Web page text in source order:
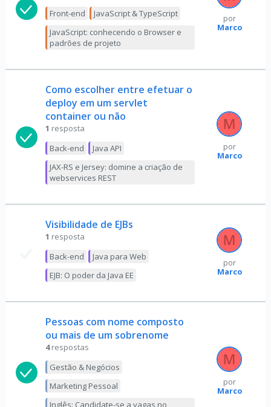
Front-end
JavaScript & TypeScript
JavaScript: conhecendo o Browser e
padrões de projeto
por
Marco
Como escolher entre efetuar o
deploy em um servlet
container ou não
1 resposta
Back-end
Java API
JAX-RS e Jersey: domine a criação de
webservices REST
por
Marco
Visibilidade de EJBs
1 resposta
Back-end
Java para Web
EJB: O poder da Java EE
por
Marco
Pessoas com nome composto
ou mais de um sobrenome
4 respostas
Gestão & Negócios
Marketing Pessoal
Inglês: Candidate-se a vagas no
por
Marco